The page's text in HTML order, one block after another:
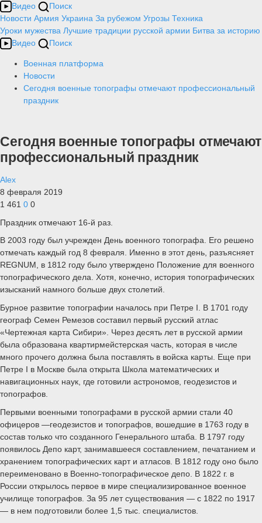
Видео
Поиск
Новости Армия Украина За рубежом Угрозы Техника
Уроки мужества Лучшие традиции русской армии Битва за историю
Видео
Поиск
Военная платформа
Новости
Сегодня военные топографы отмечают профессиональный
праздник
Сегодня военные топографы отмечают
профессиональный праздник
Alex
8 февраля 2019
1 461 0 0
Праздник отмечают 16-й раз.
В 2003 году был учрежден День военного топографа. Его решено
отмечать каждый год 8 февраля. Именно в этот день, разъясняет
REGNUM, в 1812 году было утверждено Положение для военного
топографического дела. Хотя, конечно, история топографических
изысканий намного больше двух столетий.
Бурное развитие топографии началось при Петре I. В 1701 году
географ Семен Ремезов составил первый русский атлас
«Чертежная карта Сибири». Через десять лет в русской армии
была образована квартирмейстерская часть, которая в числе
много прочего должна была поставлять в войска карты. Еще при
Петре I в Москве была открыта Школа математических и
навигационных наук, где готовили астрономов, геодезистов и
топографов.
Первыми военными топографами в русской армии стали 40
офицеров —геодезистов и топографов, вошедшие в 1763 году в
состав только что созданного Генерального штаба. В 1797 году
появилось Депо карт, занимавшееся составлением, печатанием и
хранением топографических карт и атласов. В 1812 году оно было
переименовано в Военно-топографическое депо. В 1822 г. в
России открылось первое в мире специализированное военное
училище топографов. За 95 лет существования — с 1822 по 1917
— в нем подготовили более 1,5 тыс. специалистов.